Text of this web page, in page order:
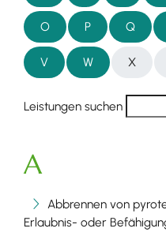
O P Q
V W X
Leistungen suchen
A
Abbrennen von
Erlaubnis- oder